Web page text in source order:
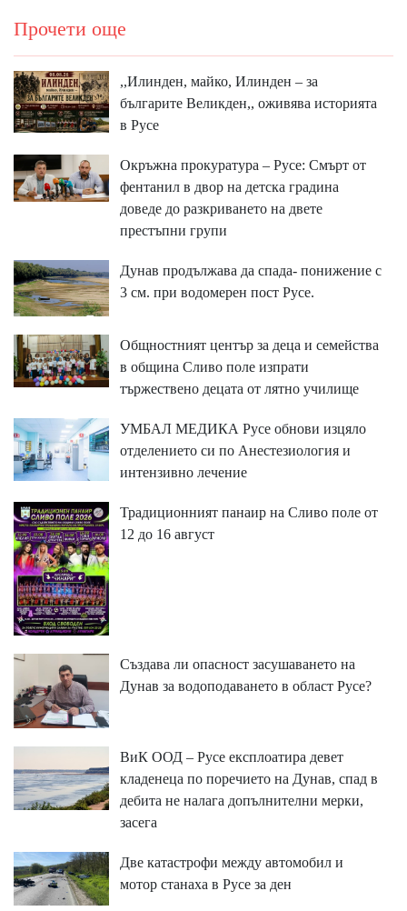
Прочети още
,,Илинден, майко, Илинден – за
българите Великден,, оживява историята
в Русе
Окръжна прокуратура – Русе: Смърт от
фентанил в двор на детска градина
доведе до разкриването на двете
престъпни групи
Дунав продължава да спада- понижение с
3 см. при водомерен пост Русе.
Общностният център за деца и семейства
в община Сливо поле изпрати
тържествено децата от лятно училище
УМБАЛ МЕДИКА Русе обнови изцяло
отделението си по Анестезиология и
интензивно лечение
Традиционният панаир на Сливо поле от
12 до 16 август
Създава ли опасност засушаването на
Дунав за водоподаването в област Русе?
ВиК ООД – Русе експлоатира девет
кладенеца по поречието на Дунав, спад в
дебита не налага допълнителни мерки,
засега
Две катастрофи между автомобил и
мотор станаха в Русе за ден